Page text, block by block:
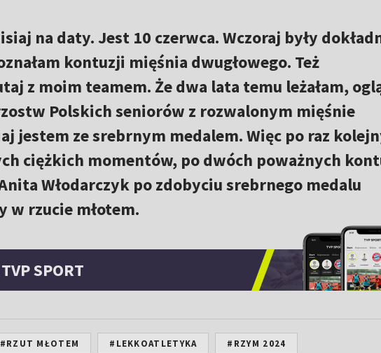
na daty. Jest 10 czerwca. Wczoraj były
kontuzji mięśnia dwugłowego. Też
z moim teamem. Że dwa lata temu leżałam,
Polskich seniorów z rozwalonym mięśnie
jestem ze srebrnym medalem. Więc po raz
ciężkich momentów, po dwóch poważnych
Włodarczyk po zdobyciu srebrnego medalu
w rzucie młotem.
TVP SPORT
#RZUT MŁOTEM #LEKKOATLETYKA #RZYM 2024